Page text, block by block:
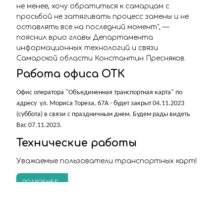
не менее, хочу обратиться к самарцам с
просьбой не затягивать процесс замены и не
оставлять все на последний момент", —
пояснил врио главы Департамента
информационных технологий и связи
Самарской области Константин Пресняков.
Работа офиса ОТК
Офис оператора "Объединенная транспортная карта" по
адресу ул. Мориса Тореза, 67А - будет закрыт 04.11.2023
(суббота) в связи с праздничным днем. Будем рады видеть
Вас 07.11.2023.
Технические работы
Уважаемые пользователи транспортных карт!
ПОДРОБНЕЕ...